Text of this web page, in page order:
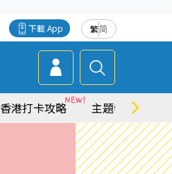
繁简
下載 App
香港打卡攻略 主題特集